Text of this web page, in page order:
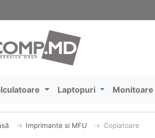
Laptopuri Monitoare
Imprimante si MFU Copiatoare